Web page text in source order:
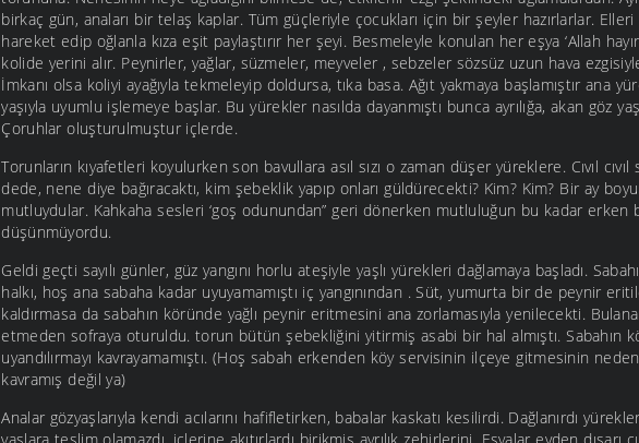
birkaç gün, anaları bir telaş kaplar. Tüm güçleriyle çocukları için bir şeyler hazırlarlar.
hareket edip oğlanla kıza eşit paylaştırır her şeyi. Besmeleyle konulan her eşya ‘Allah
kolide yerini alır. Peynirler, yağlar, süzmeler, meyveler , sebzeler sözsüz uzun hava
İmkanı olsa koliyi ayağıyla tekmeleyip doldursa, tıka basa. Ağıt yakmaya başlamıştır ana
yaşıyla uyumlu işlemeye başlar. Bu yürekler nasılda dayanmıştı bunca ayrılığa, akan göz
Çoruhlar oluşturulmuştur içlerde.
Torunların kıyafetleri koyulurken son bavullara asıl sızı o zaman düşer yüreklere. Cıvıl
dede, nene diye bağıracaktı, kim şebeklik yapıp onları güldürecekti? Kim? Kim? Bir ay
mutluydular. Kahkaha sesleri ‘goş odunundan” geri dönerken mutluluğun bu kadar erken
düşünmüyordu.
Geldi geçti sayılı günler, güz yangını horlu ateşiyle yaşlı yürekleri dağlamaya başladı.
halkı, hoş ana sabaha kadar uyuyamamıştı iç yangınından . Süt, yumurta bir de peynir
kaldırmasa da sabahın köründe yağlı peynir eritmesini ana zorlamasıyla yenilecekti.
etmeden sofraya oturuldu. torun bütün şebekliğini yitirmiş asabi bir hal almıştı. Sabahın
uyandılırmayı kavrayamamıştı. (Hoş sabah erkenden köy servisinin ilçeye gitmesinin
kavramış değil ya)
Analar gözyaşlarıyla kendi acılarını hafifletirken, babalar kaskatı kesilirdi. Dağlanırdı